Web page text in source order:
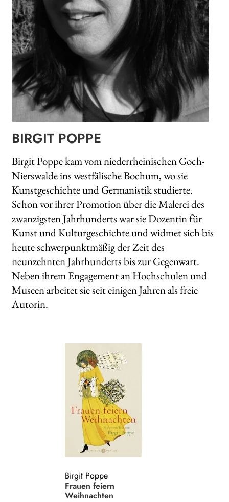
Search:
BIRGIT POPPE
Birgit Poppe kam vom niederrheinischen Goch-
Nierswalde ins westfälische Bochum, wo sie
Kunstgeschichte und Germanistik studierte.
Schon vor ihrer Promotion über die Malerei des
zwanzigsten Jahrhunderts war sie Dozentin für
Kunst und Kulturgeschichte und widmet sich bis
heute schwerpunktmäßig der Zeit des
neunzehnten Jahrhunderts bis zur Gegenwart.
Neben ihrem Engagement an Hochschulen und
Museen arbeitet sie seit einigen Jahren als freie
Autorin.
Birgit Poppe
Frauen feiern
Weihnachten